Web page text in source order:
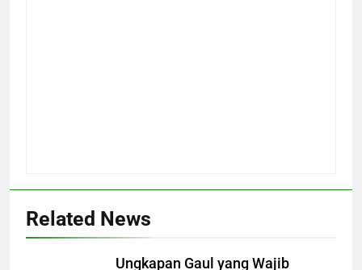
Related News
Ungkapan Gaul yang Wajib